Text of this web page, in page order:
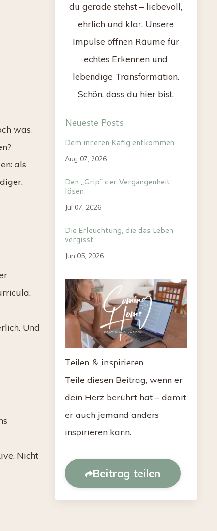
was,
als
Und
Nicht
du gerade stehst – liebevoll,
ehrlich und klar. Unsere
Impulse öffnen Räume für
echtes Erkennen und
lebendige Transformation.
Schön, dass du hier bist.
Neueste Posts
Dem inneren Käfig entkommen
Aug 07, 2026
Den „Grip“ der Vergangenheit
lösen:
Jul 07, 2026
Die Erleuchtung, die das Leben
vergisst
Jun 05, 2026
Teilen & inspirieren
Teile diesen Beitrag, wenn er
dein Herz berührt hat – damit
er auch jemand anders
inspirieren kann.
Beitrag teilen